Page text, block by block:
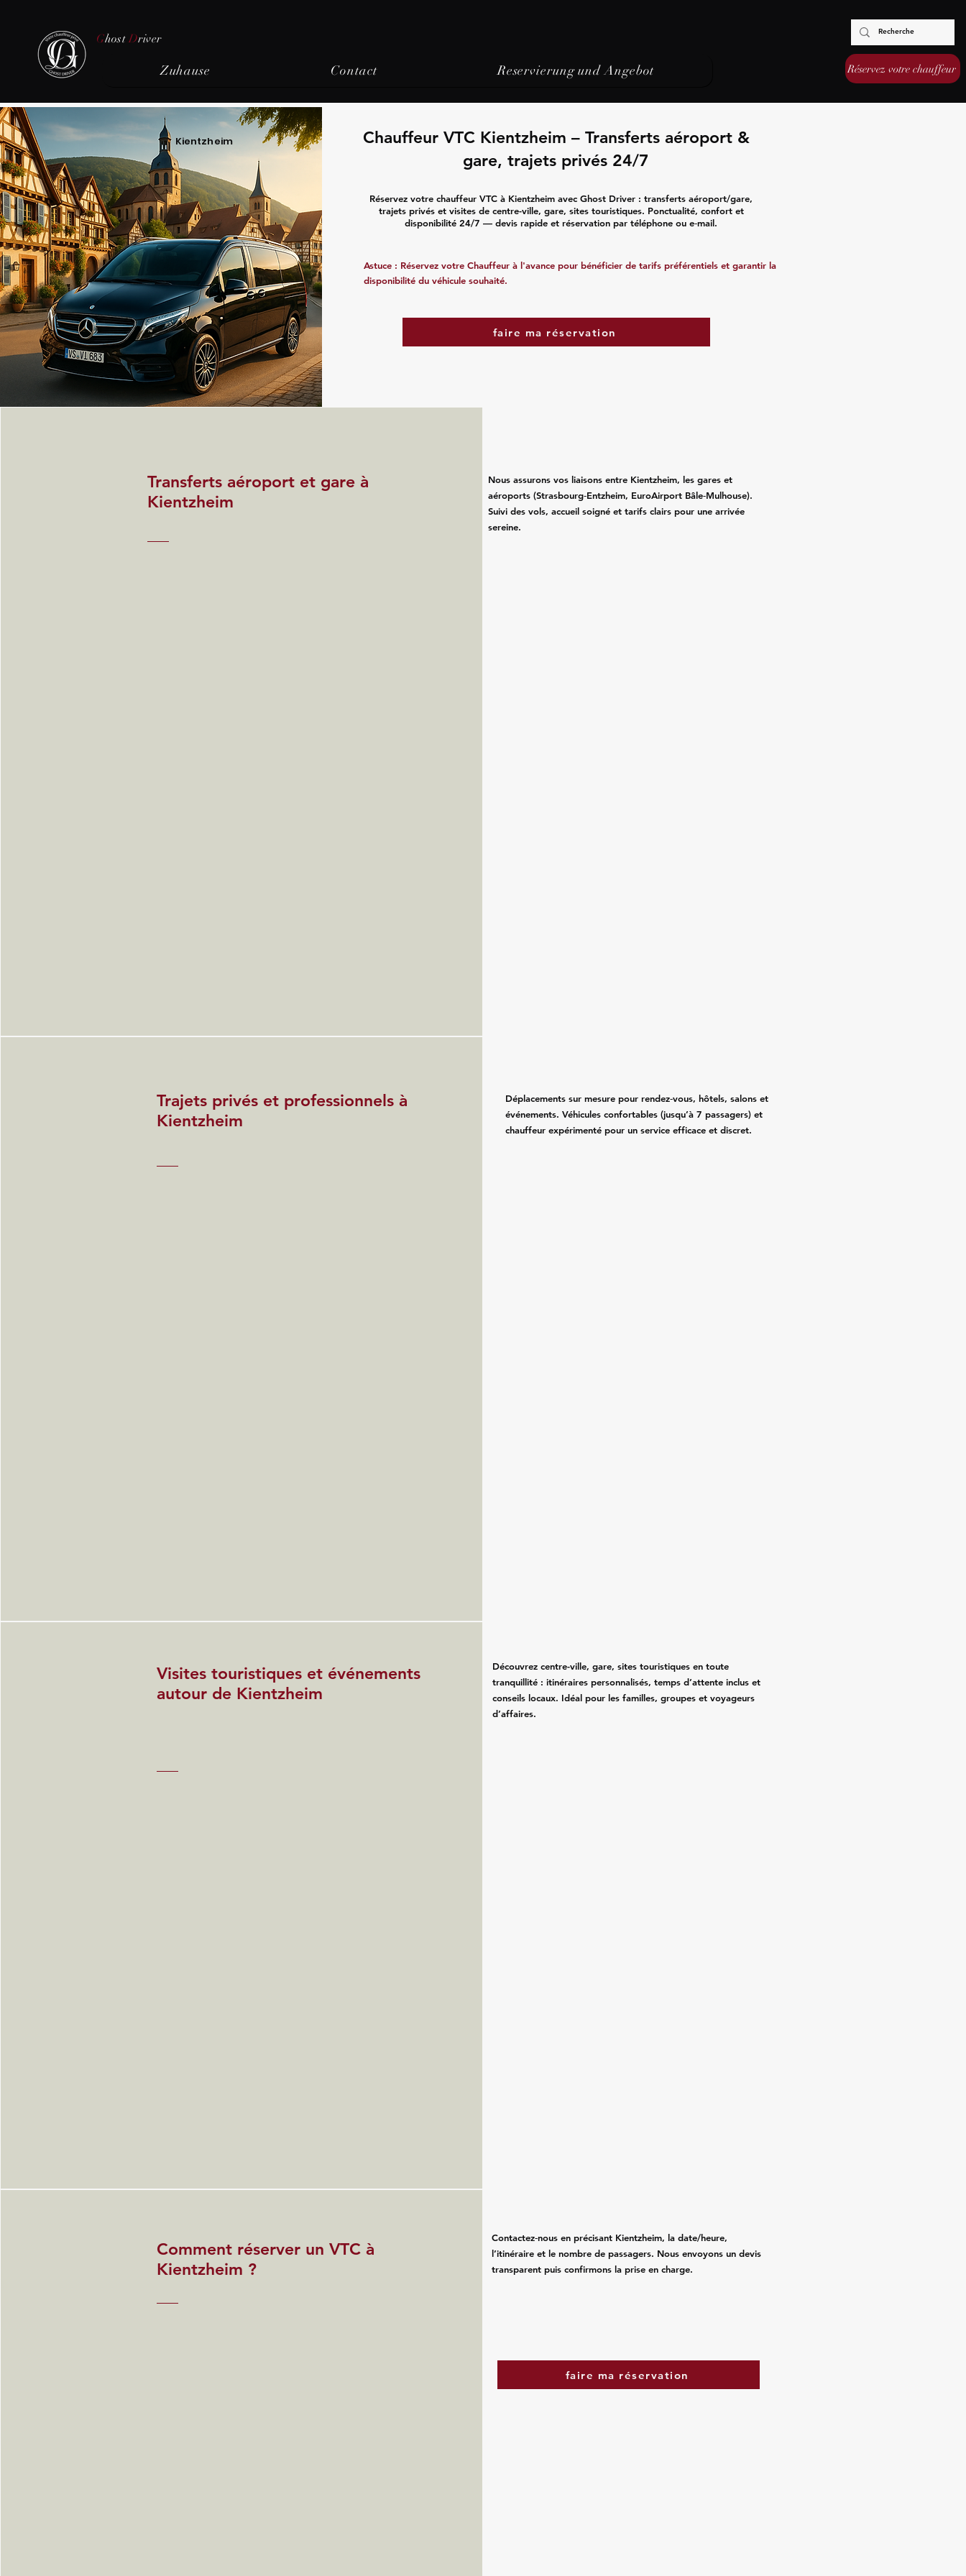
Ghost Driver
Zuhause Contact Reservierung und Angebot Réservez votre chauffeur
Kientzheim
Chauffeur VTC Kientzheim – Transferts aéroport &
gare, trajets privés 24/7
Réservez votre chauffeur VTC à Kientzheim avec Ghost Driver : transferts aéroport/gare,
trajets privés et visites de centre-ville, gare, sites touristiques. Ponctualité, confort et
disponibilité 24/7 — devis rapide et réservation par téléphone ou e‑mail.
Astuce : Réservez votre Chauffeur à l'avance pour bénéficier de tarifs préférentiels et garantir la
disponibilité du véhicule souhaité.
faire ma réservation
Transferts aéroport et gare à
Kientzheim
Nous assurons vos liaisons entre Kientzheim, les gares et
aéroports (Strasbourg‑Entzheim, EuroAirport Bâle‑Mulhouse).
Suivi des vols, accueil soigné et tarifs clairs pour une arrivée
sereine.
Trajets privés et professionnels à
Kientzheim
Déplacements sur mesure pour rendez‑vous, hôtels, salons et
événements. Véhicules confortables (jusqu’à 7 passagers) et
chauffeur expérimenté pour un service efficace et discret.
Visites touristiques et événements
autour de Kientzheim
Découvrez centre-ville, gare, sites touristiques en toute
tranquillité : itinéraires personnalisés, temps d’attente inclus et
conseils locaux. Idéal pour les familles, groupes et voyageurs
d’affaires.
Comment réserver un VTC à
Kientzheim ?
Contactez‑nous en précisant Kientzheim, la date/heure,
l’itinéraire et le nombre de passagers. Nous envoyons un devis
transparent puis confirmons la prise en charge.
faire ma réservation